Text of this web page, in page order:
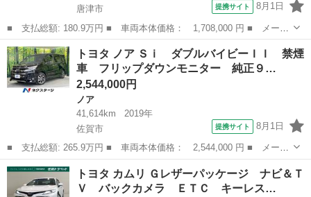
唐津市
提携サイト 8月1日
■ 支払総額: 180.9万円 ■ 車両本体価格： 1,708,000 円 ■ メーカ
ー名： トヨタ ■ 車種名： ルーミー ■ グレード名： カスタム
Ｇ－Ｔ 保証書／ディスプレイオーディオ１０インチ／衝突安全装置
／両側電...
佐賀 唐津市 トヨタ
トヨタ ノア Ｓｉ ダブルバイビーＩＩ 禁煙
車 フリップダウンモニター 純正９…
2,544,000円
ノア
41,614km
2019年
佐賀市
提携サイト 8月1日
■ 支払総額: 265.9万円 ■ 車両本体価格： 2,544,000 円 ■ メーカ
ー名： トヨタ ■ 車種名： ノア ■ グレード名： Ｓｉ ダブル
バイビーＩＩ 禁煙車 フリップダウンモニター 純正９インチナ
ビ 両側電...
佐賀 佐賀市 ノア
トヨタ カムリ Ｇレザーパッケージ ナビ＆Ｔ
Ｖ バックカメラ ＥＴＣ キーレス…